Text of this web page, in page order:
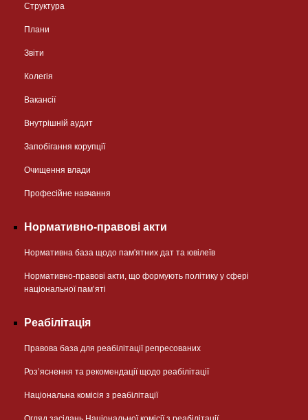
Структура
Плани
Звіти
Колегія
Вакансії
Внутрішній аудит
Запобігання корупції
Очищення влади
Професійне навчання
Нормативно-правові акти
Нормативна база щодо пам'ятних дат та ювілеїв
Нормативно-правові акти, що формують політику у сфері
національної памʼяті
Реабілітація
Правова база для реабілітації репресованих
Розʼяснення та рекомендації щодо реабілітації
Національна комісія з реабілітації